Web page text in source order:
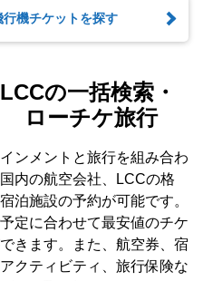
機チケットを探す
の一括検索・
ローチケ旅行
ンメントと旅行を組み合わ
内の航空会社、LCCの格
泊施設の予約が可能です。
定に合わせて最安値のチケ
きます。また、航空券、宿
クティビティ、旅行保険な